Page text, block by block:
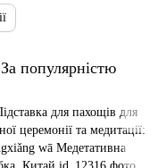
За популярністю